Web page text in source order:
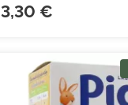
3,30 €